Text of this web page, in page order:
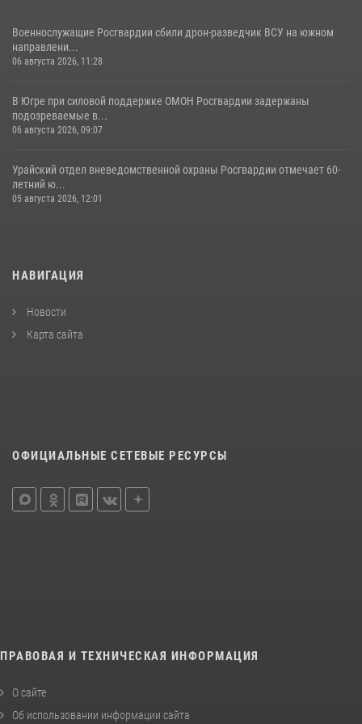
Военнослужащие Росгвардии сбили дрон-разведчик ВСУ на южном
направлени...
06 августа 2026, 11:28
В Югре при силовой поддержке ОМОН Росгвардии задержаны
подозреваемые в...
06 августа 2026, 09:07
Урайский отдел вневедомственной охраны Росгвардии отмечает 60-
летний ю...
05 августа 2026, 12:01
НАВИГАЦИЯ
Новости
Карта сайта
ОФИЦИАЛЬНЫЕ СЕТЕВЫЕ РЕСУРСЫ
ПРАВОВАЯ И ТЕХНИЧЕСКАЯ ИНФОРМАЦИЯ
О сайте
Об использовании информации сайта